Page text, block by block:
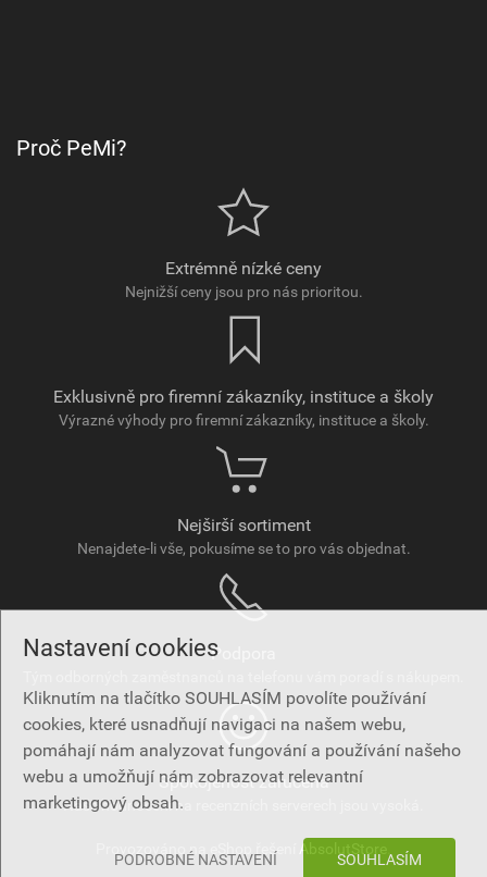
Nastavení cookies
Kliknutím na tlačítko SOUHLASÍM povolíte používání
cookies, které usnadňují navigaci na našem webu,
pomáhají nám analyzovat fungování a používání našeho
webu a umožňují nám zobrazovat relevantní
marketingový obsah.
PODROBNÉ NASTAVENÍ SOUHLASÍM
Proč PeMi?
Extrémně nízké ceny
Nejnižší ceny jsou pro nás prioritou.
Exklusivně pro firemní zákazníky, instituce a školy
Výrazné výhody pro firemní zákazníky, instituce a školy.
Nejširší sortiment
Nenajdete-li vše, pokusíme se to pro vás objednat.
Podpora
Spokojenost zaručena
Naše hodnocení na recenzních serverech jsou vysoká.
Provozováno na eShop řešení